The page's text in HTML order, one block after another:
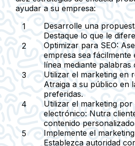
ayudar a su empresa:
Desarrolle una
Destaque lo que le
Optimizar para SEO:
empresa sea fácilmente
línea mediante palabras
Utilizar el marketing en
Atraiga a su público en
preferidas.
Utilizar el marketing
electrónico: Nutra
contenido
Implemente el
Establezca autoridad